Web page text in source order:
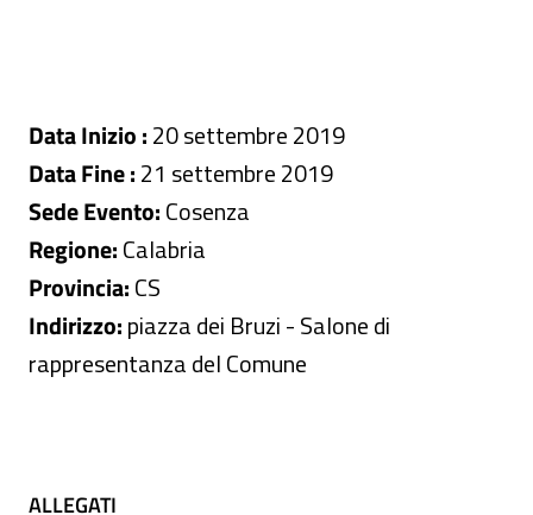
Data Inizio :20 settembre 2019
Data Fine :21 settembre 2019
Sede Evento:Cosenza
Regione:Calabria
Provincia:CS
Indirizzo:piazza dei Bruzi - Salone di
rappresentanza del Comune
ALLEGATI